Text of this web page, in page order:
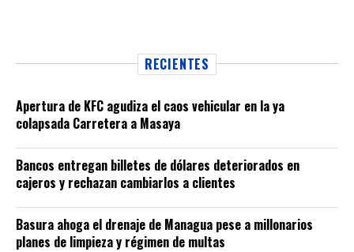
RECIENTES
Apertura de KFC agudiza el caos vehicular en la ya
colapsada Carretera a Masaya
Bancos entregan billetes de dólares deteriorados en
cajeros y rechazan cambiarlos a clientes
Basura ahoga el drenaje de Managua pese a millonarios
planes de limpieza y régimen de multas